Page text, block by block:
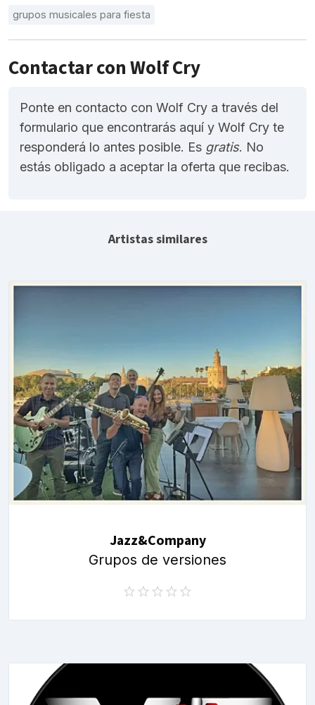
grupos musicales para fiesta
Contactar con Wolf Cry
Ponte en contacto con Wolf Cry a través del
formulario que encontrarás aquí y Wolf Cry te
responderá lo antes posible. Es gratis. No
estás obligado a aceptar la oferta que recibas.
Artistas similares
Jazz&Company
Grupos de versiones